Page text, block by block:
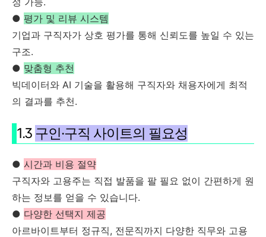
● 평가 및 리뷰 시스템
기업과 구직자가 상호 평가를 통해 신뢰도를 높일 수 있는
구조.
● 맞춤형 추천
빅데이터와 AI 기술을 활용해 구직자와 채용자에게 최적
의 결과를 추천.
1.3 구인·구직 사이트의 필요성
● 시간과 비용 절약
구직자와 고용주는 직접 발품을 팔 필요 없이 간편하게 원
하는 정보를 얻을 수 있습니다.
● 다양한 선택지 제공
아르바이트부터 정규직, 전문직까지 다양한 직무와 고용